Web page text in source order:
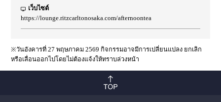
เว็บไซต์
https://lounge.ritzcarltonosaka.com/afternoontea
※วันอังคารที่ 27 พฤษภาคม 2569 กิจกรรมอาจมีการเปลี่ยนแปลง ยกเลิก
หรือเลื่อนออกไปโดยไม่ต้องแจ้งให้ทราบล่วงหน้า